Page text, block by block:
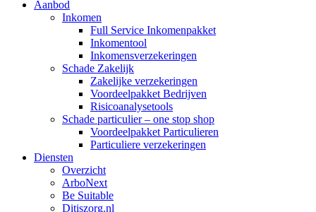
Aanbod
Inkomen
Full Service Inkomenpakket
Inkomentool
Inkomensverzekeringen
Schade Zakelijk
Zakelijke verzekeringen
Voordeelpakket Bedrijven
Risicoanalysetools
Schade particulier – one stop shop
Voordeelpakket Particulieren
Particuliere verzekeringen
Diensten
Overzicht
ArboNext
Be Suitable
Ditiszorg.nl